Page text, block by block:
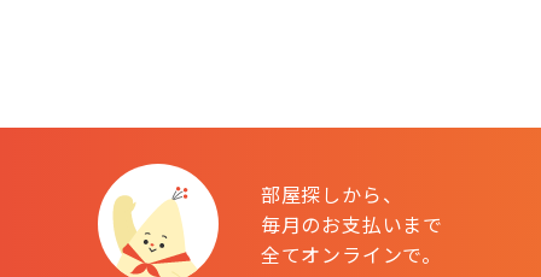
部屋探しから、
毎月のお支払いまで
全てオンラインで。